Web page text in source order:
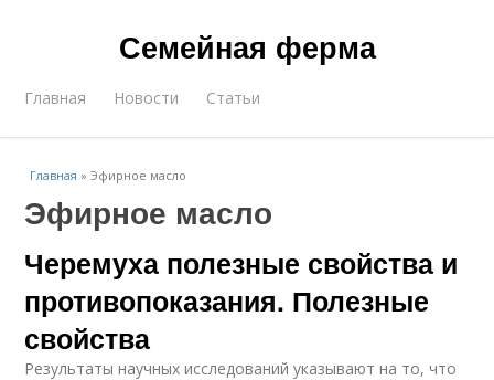
Семейная ферма
Главная Новости Статьи
Главная »Эфирное масло
Эфирное масло
Черемуха полезные свойства и
противопоказания. Полезные
свойства
Результаты научных исследований указывают на то, что